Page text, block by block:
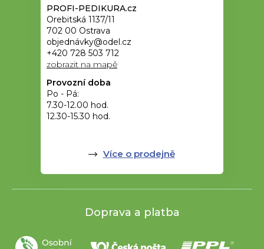
PROFI-PEDIKURA.cz
Orebitská 1137/11
702 00 Ostrava
objednávky@odel.cz
+420 728 503 712
zobrazit na mapě
Provozní doba
Po - Pá:
7.30-12.00 hod.
12.30-15.30 hod.
Více o prodejně
Doprava a platba